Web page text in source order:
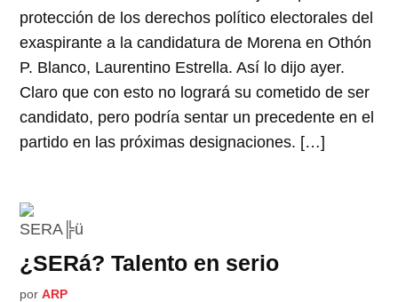
protección de los derechos político electorales del
exaspirante a la candidatura de Morena en Othón
P. Blanco, Laurentino Estrella. Así lo dijo ayer.
Claro que con esto no logrará su cometido de ser
candidato, pero podría sentar un precedente en el
partido en las próximas designaciones. […]
¿SERá? Talento en serio
por ARP